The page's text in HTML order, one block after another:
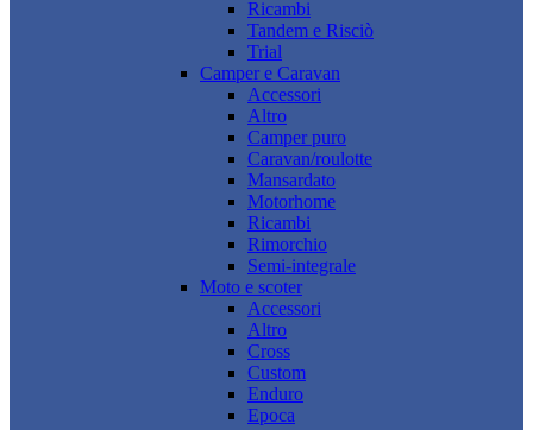
Ricambi
Tandem e Risciò
Trial
Camper e Caravan
Accessori
Altro
Camper puro
Caravan/roulotte
Mansardato
Motorhome
Ricambi
Rimorchio
Semi-integrale
Moto e scoter
Accessori
Altro
Cross
Custom
Enduro
Epoca